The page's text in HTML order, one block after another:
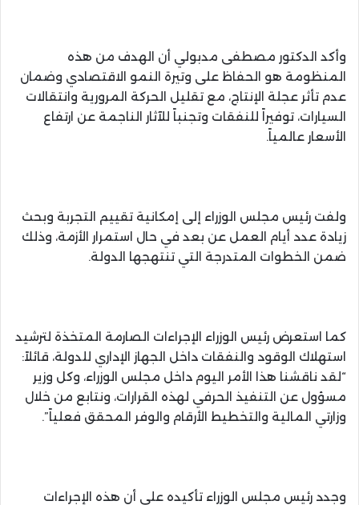
وأكد الدكتور مصطفى مدبولي أن الهدف من هذه
المنظومة هو الحفاظ على وتيرة النمو الاقتصادي وضمان
عدم تأثر عجلة الإنتاج، مع تقليل الحركة المرورية وانتقالات
السيارات، توفيراً للنفقات وتجنباً للآثار الناجمة عن ارتفاع
الأسعار عالمياً.
ولفت رئيس مجلس الوزراء إلى إمكانية تقييم التجربة وبحث
زيادة عدد أيام العمل عن بعد في حال استمرار الأزمة، وذلك
ضمن الخطوات المتدرجة التي تنتهجها الدولة.
كما استعرض رئيس الوزراء الإجراءات الصارمة المتخذة لترشيد
استهلاك الوقود والنفقات داخل الجهاز الإداري للدولة، قائلاً:
“لقد ناقشنا هذا الأمر اليوم داخل مجلس الوزراء، وكل وزير
مسؤول عن التنفيذ الحرفي لهذه القرارات، ونتابع من خلال
وزارتي المالية والتخطيط الأرقام والوفر المحقق فعلياً”.
وجدد رئيس مجلس الوزراء تأكيده على أن هذه الإجراءات